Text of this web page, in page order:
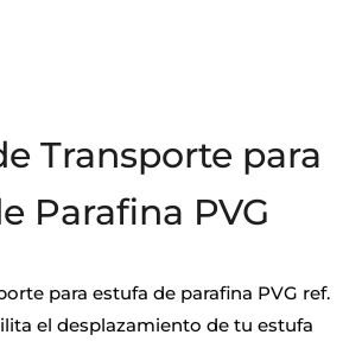
Transporte para
Parafina PVG
para estufa de parafina PVG ref.
el desplazamiento de tu estufa